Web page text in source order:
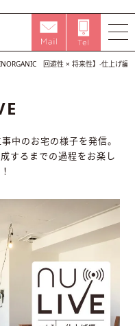
INORGANIC 回遊性 × 将来性】-仕上げ編-
中のお宅の様子を発信。
するまでの過程をお楽し